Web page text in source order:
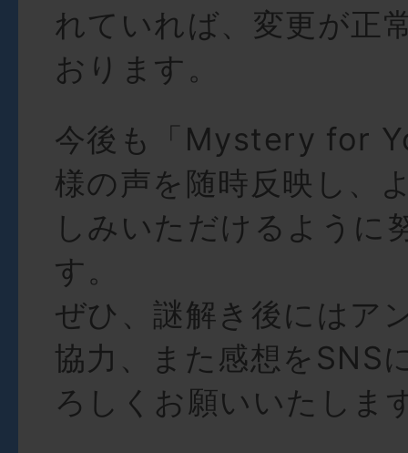
れていれば、変更が正
おります。
今後も「Mystery for
様の声を随時反映し、
しみいただけるように
す。
ぜひ、謎解き後にはア
協力、また感想をSNS
ろしくお願いいたしま